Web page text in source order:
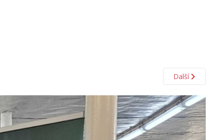
Další